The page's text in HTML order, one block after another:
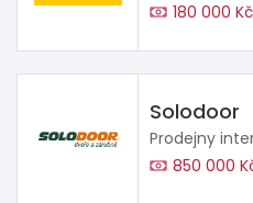
180 000 Kč
Solodoor
Prodejny
850 000